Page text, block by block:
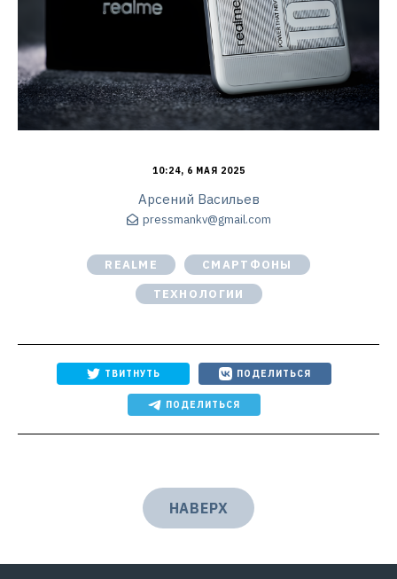
10:24, 6 МАЯ 2025
Арсений Васильев
pressmankv@gmail.com
REALME
СМАРТФОНЫ
ТЕХНОЛОГИИ
ТВИТНУТЬ ПОДЕЛИТЬСЯ
ПОДЕЛИТЬСЯ
НАВЕРХ